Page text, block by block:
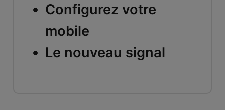
Configurez votre
mobile
Le nouveau signal